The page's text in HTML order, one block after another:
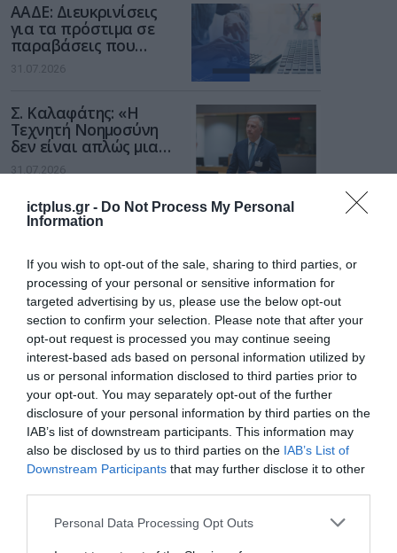
ictplus.gr - Do Not Process My Personal
Information
If you wish to opt-out of the sale, sharing to third parties, or
processing of your personal or sensitive information for
targeted advertising by us, please use the below opt-out
section to confirm your selection. Please note that after your
opt-out request is processed you may continue seeing
interest-based ads based on personal information utilized by
us or personal information disclosed to third parties prior to
your opt-out. You may separately opt-out of the further
disclosure of your personal information by third parties on the
IAB’s list of downstream participants. This information may
also be disclosed by us to third parties on the IAB’s List of
Downstream Participants that may further disclose it to other
Please note that this website/app uses one or more Google
Personal Data Processing Opt Outs
ΑΑΔΕ: Διευκρινίσεις
για τα πρόστιμα σε
παραβάσεις που
αφορούν τους ΦΗΜ
31.07.2026
Σ. Καλαφάτης: «Η
Τεχνητή Νοημοσύνη
δεν είναι απλώς μια
νέα τεχνολογία, είναι
μια νέα βιομηχανική
επανάσταση»
31.07.2026
Νέος οδηγός του ΕΚΤ
για τη χρηματοδότηση
επιχειρήσεων στον
χώρο της άμυνας
31.07.2026
Η πιο ταξιδιάρικη
βαλίτσα του φετινού
καλοκαιριού έχει την
υπογραφή της Xiaomi
31.07.2026
ΟΛΗ Η ΡΟΗ ΕΙΔΗΣΕΩΝ